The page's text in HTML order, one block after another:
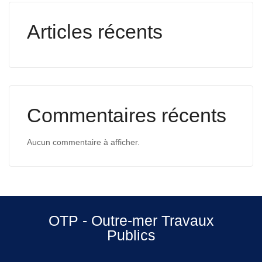
Articles récents
Commentaires récents
Aucun commentaire à afficher.
OTP - Outre-mer Travaux
Publics